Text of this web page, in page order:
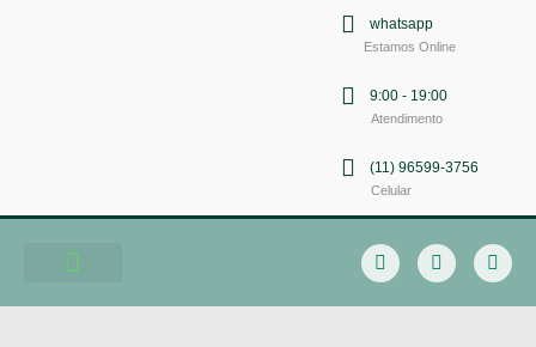
whatsapp
Estamos Online
9:00 - 19:00
Atendimento
(11) 96599-3756
Celular